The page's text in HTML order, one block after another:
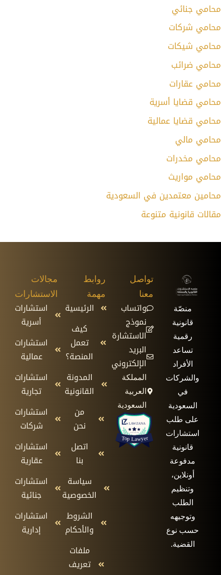
محامي جنائي
محامي شركات
محامي شيكات
محامي ضرائب
محامي عقارات
محامي قضايا أسرية
محامي قضايا عمالية
محامي مالي
محامي مخدرات
محامي مواريث
محامين معتمدين في السعودية
مقالات قانونية متنوعة
منصّة
قانونية
رقمية
تساعد
الأفراد
والشركات
في
السعودية
على طلب
استشارات
قانونية
مدفوعة
أونلاين،
وتنظيم
الطلب
وتوجيهه
حسب نوع
القضية.
روابط
مهمة
الرئيسية
كيف
تعمل
المنصة؟
المدونة
القانونية
من
نحن
اتصل
بنا
سياسة
الخصوصية
الشروط
والأحكام
ملفات
تعريف
مجالات
الاستشارات
استشارات
أسرية
استشارات
عمالية
استشارات
تجارية
استشارات
شركات
استشارات
عقارية
استشارات
جنائية
استشارات
إدارية
تواصل
معنا
واتساب
نموذج
الاستشارة
البريد
الإلكتروني
المملكة
العربية
السعودية